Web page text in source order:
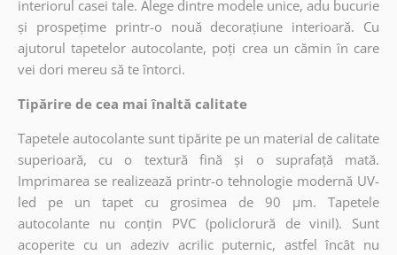
interiorul casei tale. Alege dintre modele unice, adu bucurie
și prospețime printr-o nouă decorațiune interioară. Cu
ajutorul tapetelor autocolante, poți crea un cămin în care
vei dori mereu să te întorci.
Tipărire de cea mai înaltă calitate
Tapetele autocolante sunt tipărite pe un material de calitate
superioară, cu o textură fină și o suprafață mată.
Imprimarea se realizează printr-o tehnologie modernă UV-
led pe un tapet cu grosimea de 90 µm. Tapetele
autocolante nu conțin PVC (policlorură de vinil). Sunt
acoperite cu un adeziv acrilic puternic, astfel încât nu